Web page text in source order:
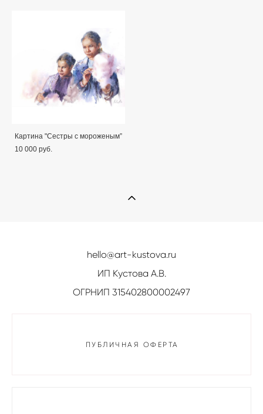
Картина "Сестры с мороженым”
10 000 pуб.
hello@art-kustova.ru
ИП Кустова А.В.
ОГРНИП 315402800002497
ПУБЛИЧНАЯ ОФЕРТА